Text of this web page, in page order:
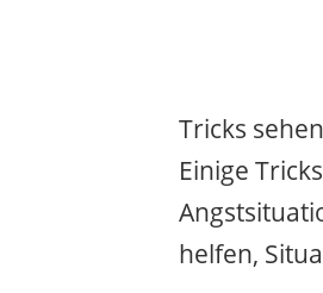
Tricks
Einige
helfen,